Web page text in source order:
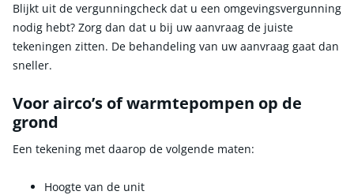
Blijkt uit de vergunningcheck dat u een omgevingsvergunning
nodig hebt? Zorg dan dat u bij uw aanvraag de juiste
tekeningen zitten. De behandeling van uw aanvraag gaat dan
sneller.
Voor airco’s of warmtepompen op de
grond
Een tekening met daarop de volgende maten:
Hoogte van de unit